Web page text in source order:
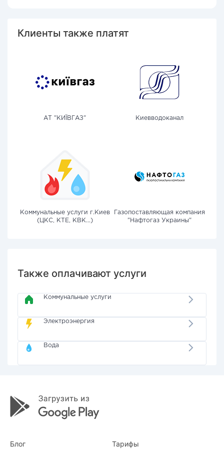
Клиенты также платят
АТ "КИЇВГАЗ" Киевводоканал
Коммунальные услуги г.Киев
(ЦКС, КТЕ, КВК...)
Газопоставляющая компания
"Нафтогаз Украины"
Также оплачивают услуги
Коммунальные услуги
Электроэнергия
Вода
Блог Тарифы